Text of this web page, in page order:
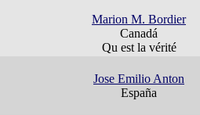
Marion M. Bordier
Canadá
Qu est la vérité
Jose Emilio Anton
España